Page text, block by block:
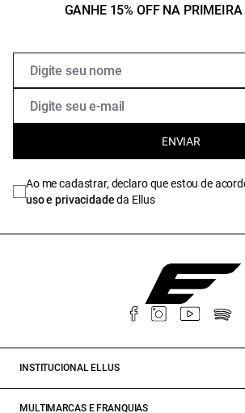
GANHE 15% OFF NA
ENVIAR
Ao me cadastrar, declaro que estou de
uso e privacidadeda Ellus
INSTITUCIONAL ELLUS
MULTIMARCAS E FRANQUIAS